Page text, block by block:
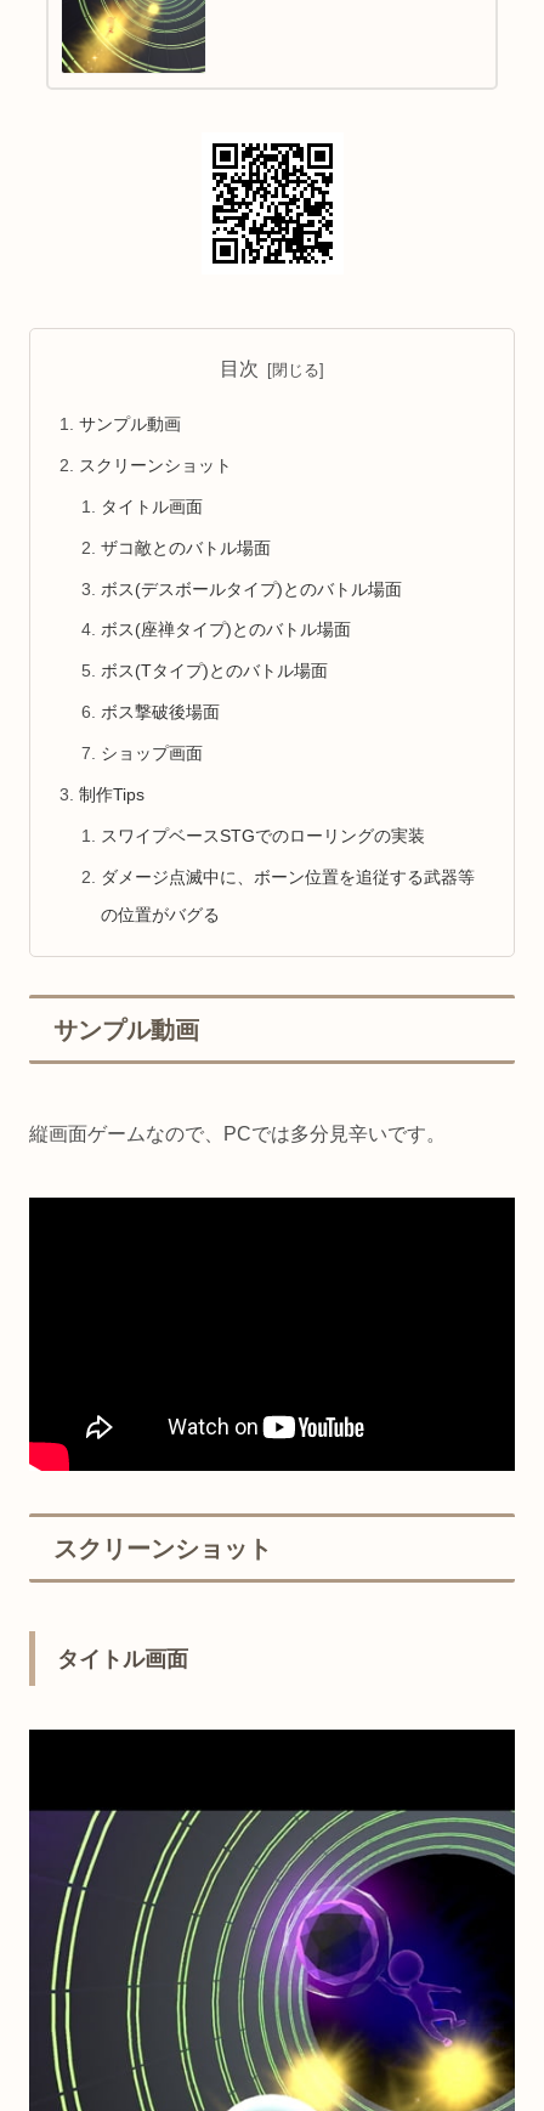
目次
サンプル動画
スクリーンショット
タイトル画面
ザコ敵とのバトル場面
ボス(デスボールタイプ)とのバトル場面
ボス(座禅タイプ)とのバトル場面
ボス(Tタイプ)とのバトル場面
ボス撃破後場面
ショップ画面
制作Tips
スワイプベースSTGでのローリングの実装
ダメージ点滅中に、ボーン位置を追従する武器等
の位置がバグる
サンプル動画
縦画面ゲームなので、PCでは多分見辛いです。
スクリーンショット
タイトル画面